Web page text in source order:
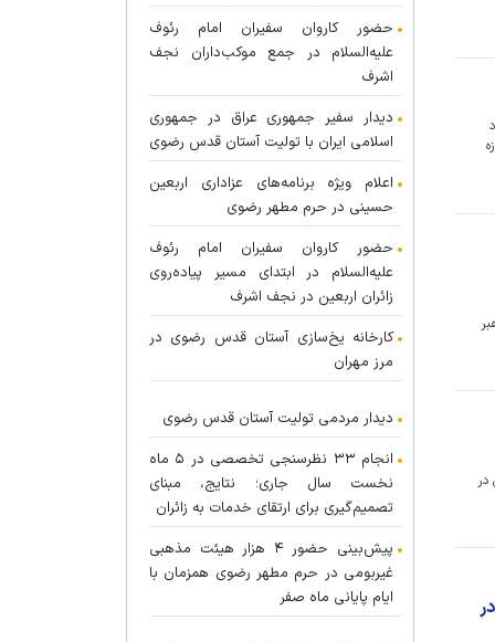
۷ مرداد
حضور کاروان سفیران امام رئوف
علیه‌السلام در جمع موکب‌داران نجف
اشرف
دیدار سفیر جمهوری عراق در جمهوری
اسلامی ایران با تولیت آستان قدس رضوی
اعلام ویژه برنامه‌های عزاداری اربعین
حسینی در حرم مطهر رضوی
حضور کاروان سفیران امام رئوف
علیه‌السلام در ابتدای مسیر پیاده‌روی
زائران اربعین در نجف اشرف
کارخانه یخ‌سازی آستان قدس رضوی در
مرز مهران
دیدار مردمی تولیت آستان قدس رضوی
انجام ۳۳ نظرسنجی تخصصی در ۵ ماه
نخست سال جاری؛ نتایج، مبنای
تصمیم‌گیری برای ارتقای خدمات به زائران
پیش‌بینی حضور ۴ هزار هیئت مذهبی
غیربومی در حرم مطهر رضوی همزمان با
ایام پایانی ماه صفر